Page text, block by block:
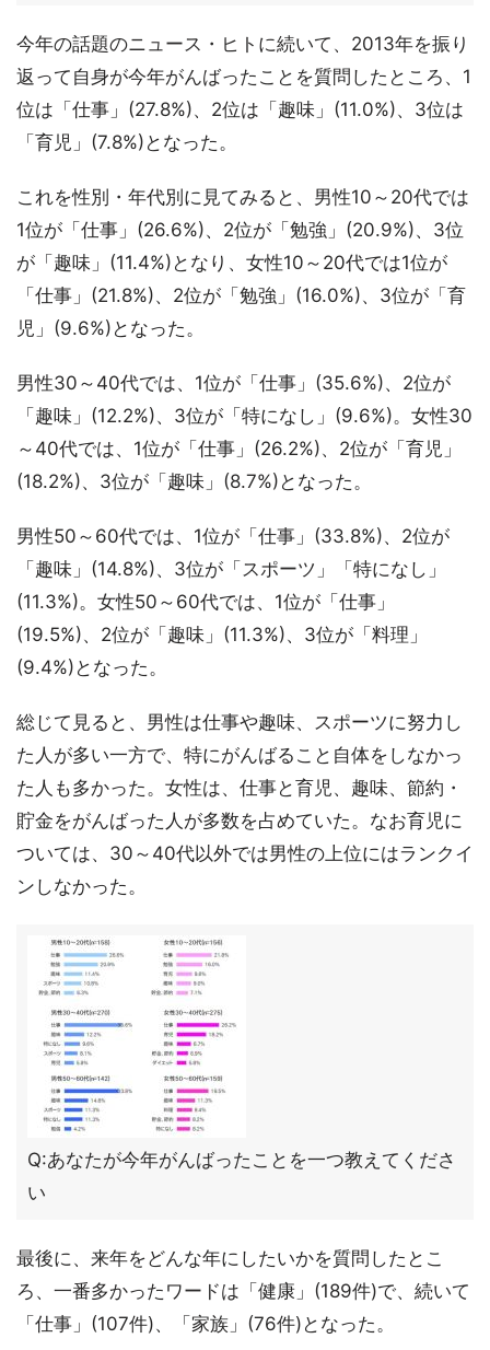
今年の話題のニュース・ヒトに続いて、2013年を振り
返って自身が今年がんばったことを質問したところ、1
位は「仕事」(27.8%)、2位は「趣味」(11.0%)、3位は
「育児」(7.8%)となった。
これを性別・年代別に見てみると、男性10～20代では
1位が「仕事」(26.6%)、2位が「勉強」(20.9%)、3位
が「趣味」(11.4%)となり、女性10～20代では1位が
「仕事」(21.8%)、2位が「勉強」(16.0%)、3位が「育
児」(9.6%)となった。
男性30～40代では、1位が「仕事」(35.6%)、2位が
「趣味」(12.2%)、3位が「特になし」(9.6%)。女性30
～40代では、1位が「仕事」(26.2%)、2位が「育児」
(18.2%)、3位が「趣味」(8.7%)となった。
男性50～60代では、1位が「仕事」(33.8%)、2位が
「趣味」(14.8%)、3位が「スポーツ」「特になし」
(11.3%)。女性50～60代では、1位が「仕事」
(19.5%)、2位が「趣味」(11.3%)、3位が「料理」
(9.4%)となった。
総じて見ると、男性は仕事や趣味、スポーツに努力し
た人が多い一方で、特にがんばること自体をしなかっ
た人も多かった。女性は、仕事と育児、趣味、節約・
貯金をがんばった人が多数を占めていた。なお育児に
ついては、30～40代以外では男性の上位にはランクイ
ンしなかった。
Q:あなたが今年がんばったことを一つ教えてくださ
い
最後に、来年をどんな年にしたいかを質問したとこ
ろ、一番多かったワードは「健康」(189件)で、続いて
「仕事」(107件)、「家族」(76件)となった。